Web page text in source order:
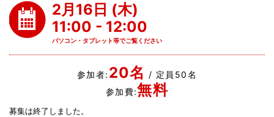
2月16日 (木)
11:00 - 12:00
パソコン・タブレット等でご覧ください
参加者: 20名
/ 定員50名
参加費:無料
募集は終了しました。